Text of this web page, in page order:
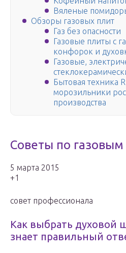
Вяленые
Обзоры газовых плит
Газ без опасности
Газовые плиты с
конфорок и
Газовые,
Бытовая техника
морозильники
производства
Советы по
5 марта 2015
+1
совет профессионала
Как выбрать духовой
знает правильный